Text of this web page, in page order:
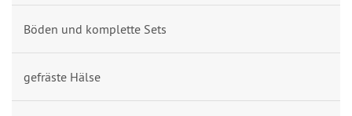
Böden und komplette Sets
gefräste Hälse